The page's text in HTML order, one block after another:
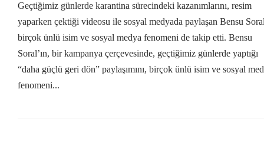
Geçtiğimiz günlerde karantina sürecindeki kazanımlarını, resim
yaparken çektiği videosu ile sosyal medyada paylaşan Bensu
birçok ünlü isim ve sosyal medya fenomeni de takip etti. Bensu
Soral’ın, bir kampanya çerçevesinde, geçtiğimiz günlerde yaptığı
“daha güçlü geri dön” paylaşımını, birçok ünlü isim ve sosyal
fenomeni...